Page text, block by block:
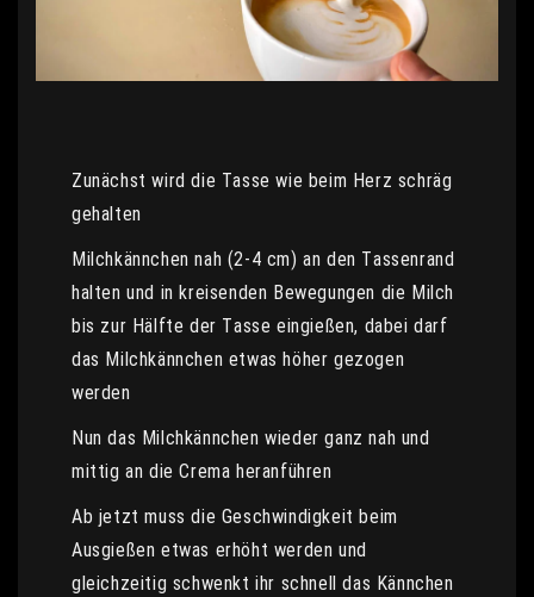
Zunächst wird die Tasse wie beim Herz schräg
gehalten
Milchkännchen nah (2-4 cm) an den Tassenrand
halten und in kreisenden Bewegungen die Milch
bis zur Hälfte der Tasse eingießen, dabei darf
das Milchkännchen etwas höher gezogen
werden
Nun das Milchkännchen wieder ganz nah und
mittig an die Crema heranführen
Ab jetzt muss die Geschwindigkeit beim
Ausgießen etwas erhöht werden und
gleichzeitig schwenkt ihr schnell das Kännchen